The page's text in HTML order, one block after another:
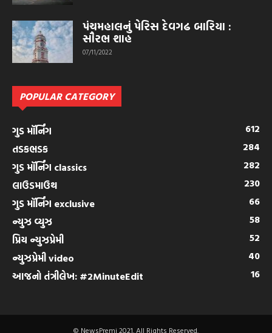
પંચમહાલનું પેરિસ દેવગઢ બારિયા :
સૌરભ શાહ
07/11/2022
POPULAR CATEGORY
ગુડ મૉર્નિંગ
612
તડકભડક
284
ગુડ મૉર્નિંગ classics
282
લાઉડમાઉથ
230
ગુડ મૉર્નિંગ exclusive
66
ન્યુઝ વ્યુઝ
58
પ્રિય ન્યુઝપ્રેમી
52
ન્યુઝપ્રેમી video
40
આજનો તંત્રીલેખ: #2MinuteEdit
16
© NewsPremi 2021. All Rights Reserved.